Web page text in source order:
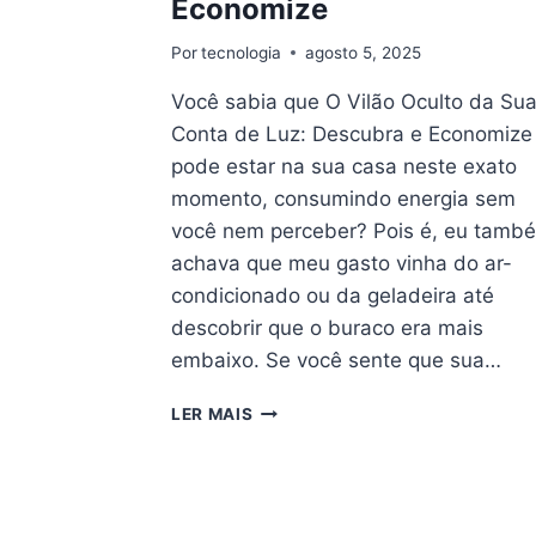
Economize
Por tecnologia agosto 5, 2025
Você sabia que O Vilão Oculto da
Conta de Luz: Descubra e Economize
pode estar na sua casa neste exato
momento, consumindo energia sem
você nem perceber? Pois é, eu
achava que meu gasto vinha do ar-
condicionado ou da geladeira até
descobrir que o buraco era mais
embaixo. Se você sente que sua…
LER MAIS